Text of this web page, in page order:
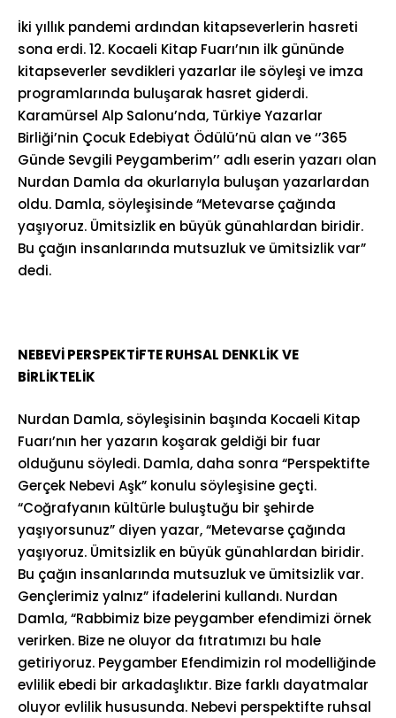
İki yıllık pandemi ardından kitapseverlerin hasreti
sona erdi. 12. Kocaeli Kitap Fuarı’nın ilk gününde
kitapseverler sevdikleri yazarlar ile söyleşi ve imza
programlarında buluşarak hasret giderdi.
Karamürsel Alp Salonu’nda, Türkiye Yazarlar
Birliği’nin Çocuk Edebiyat Ödülü’nü alan ve ‘’365
Günde Sevgili Peygamberim’’ adlı eserin yazarı olan
Nurdan Damla da okurlarıyla buluşan yazarlardan
oldu. Damla, söyleşisinde “Metevarse çağında
yaşıyoruz. Ümitsizlik en büyük günahlardan biridir.
Bu çağın insanlarında mutsuzluk ve ümitsizlik var”
dedi.
NEBEVİ PERSPEKTİFTE RUHSAL DENKLİK VE
BİRLİKTELİK
Nurdan Damla, söyleşisinin başında Kocaeli Kitap
Fuarı’nın her yazarın koşarak geldiği bir fuar
olduğunu söyledi. Damla, daha sonra “Perspektifte
Gerçek Nebevi Aşk” konulu söyleşisine geçti.
“Coğrafyanın kültürle buluştuğu bir şehirde
yaşıyorsunuz” diyen yazar, “Metevarse çağında
yaşıyoruz. Ümitsizlik en büyük günahlardan biridir.
Bu çağın insanlarında mutsuzluk ve ümitsizlik var.
Gençlerimiz yalnız” ifadelerini kullandı. Nurdan
Damla, “Rabbimiz bize peygamber efendimizi örnek
verirken. Bize ne oluyor da fıtratımızı bu hale
getiriyoruz. Peygamber Efendimizin rol modelliğinde
evlilik ebedi bir arkadaşlıktır. Bize farklı dayatmalar
oluyor evlilik hususunda. Nebevi perspektifte ruhsal